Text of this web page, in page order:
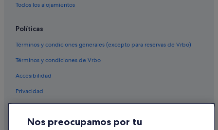
Todos los alojamientos
Políticas
Términos y condiciones generales (excepto para reservas de Vrbo)
Términos y condiciones de Vrbo
Accesibilidad
Privacidad
Condiciones de uso
Nos preocupamos por tu